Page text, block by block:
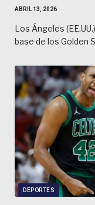
ABRIL 13, 2026
Los Ángeles
base de los Golden
DEPORTES